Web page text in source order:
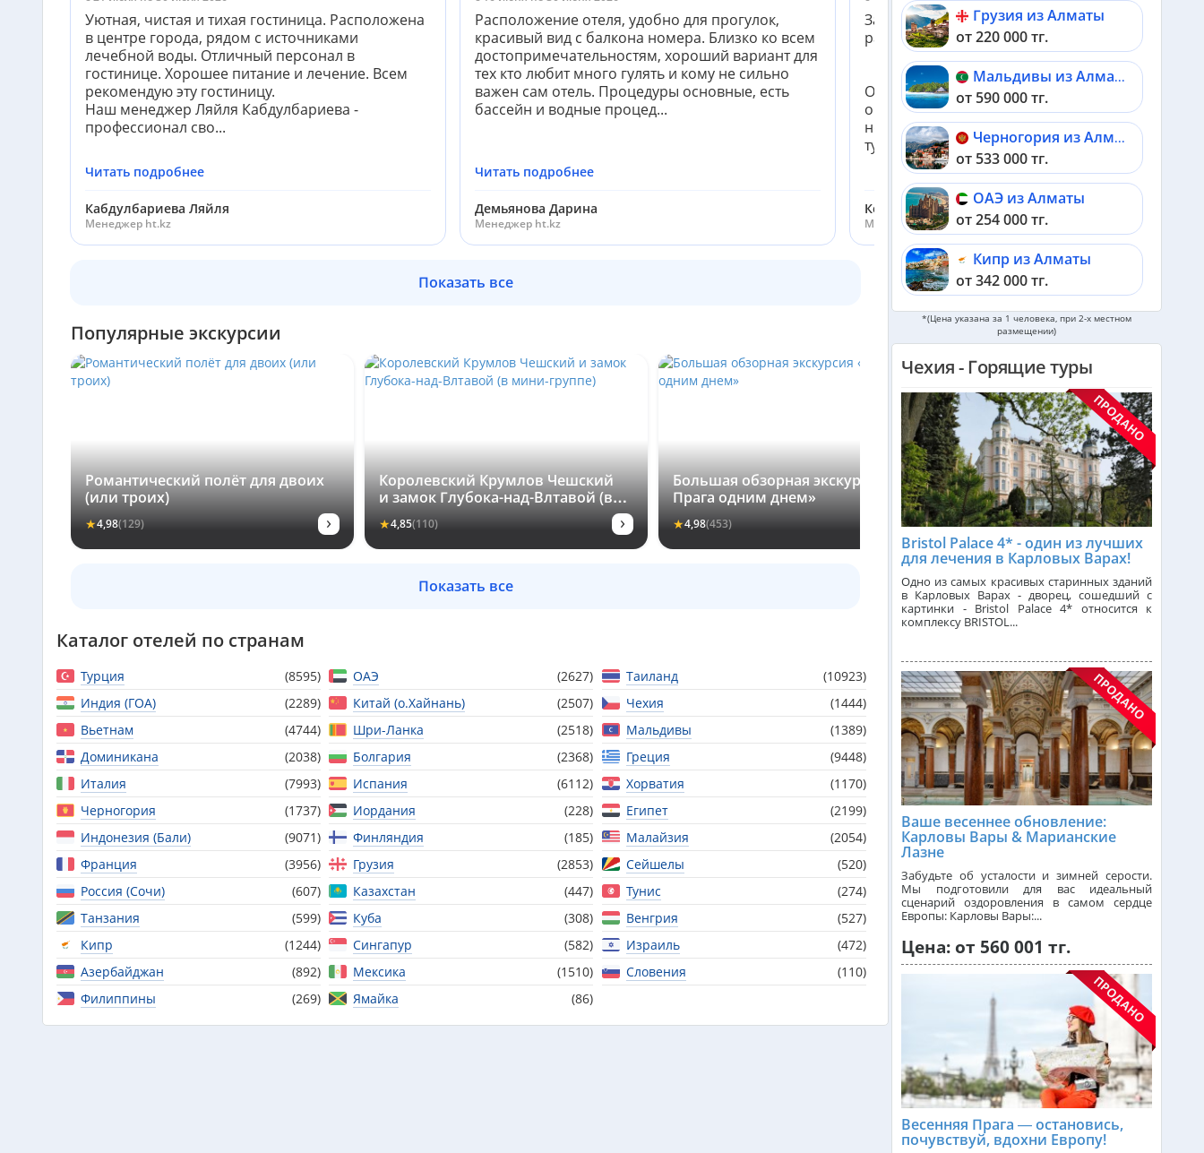
Уютная, чистая и тихая гостиница. Расположена
в центре города, рядом с источниками
лечебной воды. Отличный персонал в
гостинице. Хорошее питание и лечение. Всем
рекомендую эту гостиницу.
Наш менеджер Ляйля Кабдулбариева -
профессионал сво...
Читать подробнее
Кабдулбариева Ляйля
Менеджер ht.kz
Расположение отеля, удобно для прогулок,
красивый вид с балкона номера. Близко ко всем
достопримечательностям, хороший вариант для
тех кто любит много гулять и кому не сильно
важен сам отель. Процедуры основные, есть
бассейн и водные процед...
Читать подробнее
Демьянова Дарина
Менеджер ht.kz
Завтрак, отличная уборка номеров, удобное
расположение
Отдельное спасибо Ольге Костюковой. Очень
оперативно проконсультировала, предоставила
необходимую информацию и забронировала
тур
Костюкова Ольга
Менеджер ht.kz
Показать все
Популярные экскурсии
Романтический полёт для двоих
(или троих)
★4,98(129) ›
Королевский Крумлов Чешский
и замок Глубока-над-Влтавой (в
мини-группе)
★4,85(110) ›
Большая обзорная экскурсия «Вся
Прага одним днем»
★4,98(453) ›
Здравствуй, красавица Прага!
★4,91(298)
Показать все
Каталог отелей по странам
Турция (8595) ОАЭ (2627) Таиланд
(10923)
Индия (ГОА)
(2289) Китай (о.Хайнань) (2507) Чехия
(1444)
Вьетнам
(4744) Шри-Ланка (2518) Мальдивы
(1389)
Доминикана
(2038) Болгария (2368) Греция
(9448)
Италия
(7993) Испания (6112) Хорватия
(1170)
Черногория
(1737) Иордания (228) Египет
(2199)
Индонезия (Бали)
(9071) Финляндия (185) Малайзия
(2054)
Франция
(3956) Грузия (2853) Сейшелы
(520)
Россия (Сочи)
(607) Казахстан (447) Тунис
(274)
Танзания
(599) Куба (308) Венгрия
(527)
Кипр
(1244) Сингапур (582) Израиль
(472)
Азербайджан
(892) Мексика (1510) Словения
(110)
Филиппины
(269) Ямайка (86)
Грузия из Алматы
от 220 000 тг.
Мальдивы из Алматы
от 590 000 тг.
Черногория из Алматы
от 533 000 тг.
ОАЭ из Алматы
от 254 000 тг.
Кипр из Алматы
от 342 000 тг.
Шри-Ланка из Алматы
от 562 000 тг.
Катар из Алматы
от 335 000 тг.
Индонезия (Бали) из Алматы
от 742 000 тг.
Малайзия из Алматы
от 385 000 тг.
Италия из Алматы
Греция из Алматы
Сейшелы из Алматы
Франция из Алматы
Болгария из Алматы
Финляндия из Алматы
Сингапур из Алматы
Танзания из Алматы
*(Цена указана за 1 человека, при 2-х местном
размещении)
Чехия - Горящие туры
Bristol Palace 4* - один из лучших
для лечения в Карловых Варах!
Одно из самых красивых старинных зданий
в Карловых Варах - дворец, сошедший с
картинки - Bristol Palace 4* относится к
комплексу BRISTOL...
Ваше весеннее обновление:
Карловы Вары & Марианские
Лазне
Забудьте об усталости и зимней серости.
Мы подготовили для вас идеальный
сценарий оздоровления в самом сердце
Европы: Карловы Вары:...
Цена: от 560 001 тг.
Весенняя Прага — остановись,
почувствуй, вдохни Европу!